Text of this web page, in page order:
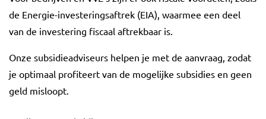
de Energie-investeringsaftrek (EIA), waarmee een deel
van de investering fiscaal aftrekbaar is.
Onze subsidieadviseurs helpen je met de aanvraag, zodat
je optimaal profiteert van de mogelijke subsidies en geen
geld misloopt.